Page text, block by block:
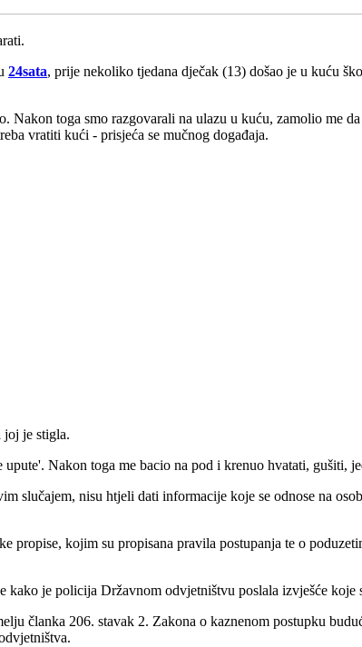
24sata, prije nekoliko tjedana dječak (13) došao je u kuću
Nakon toga smo razgovarali na ulazu u kuću, zamolio me
vratiti kući - prisjeća se mučnog događaja.
joj je stigla.
Nakon toga me bacio na pod i krenuo hvatati, gušiti,
slučajem, nisu htjeli dati informacije koje se odnose na
propise, kojim su propisana pravila postupanja te o
je policija Državnom odvjetništvu poslala izvješće koje
članka 206. stavak 2. Zakona o kaznenom postupku